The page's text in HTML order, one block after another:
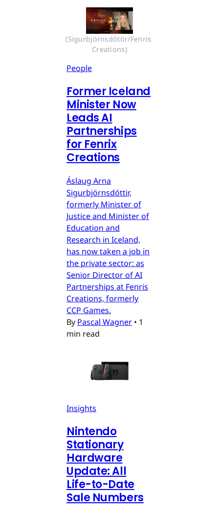
(Sigurbjörnsdóttir/Fenris
Creations)
People
Former Iceland
Minister Now
Leads AI
Partnerships
for Fenrix
Creations
Áslaug Arna
Sigurbjörnsdóttir,
formerly Minister of
Justice and Minister of
Education and
Research in Iceland,
has now taken a job in
the private sector: as
Senior Director of AI
Partnerships at Fenris
Creations, formerly
CCP Games.
By Pascal Wagner • 1
min read
Insights
Nintendo
Stationary
Hardware
Update: All
Life-to-Date
Sale Numbers